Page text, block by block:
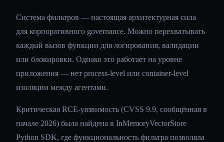
Система фильтров — настоящая архитектурная сила
для корпоративного governance. Можно перехватывать
каждый вызов функции для логирования, валидации
или блокировки. Однако это работает на уровне
приложения — нет process-level или container-level
изоляции между агентами.
Критическая RCE-уязвимость (CVSS 9.9, сообщённая в
начале 2026) была найдена в InMemoryVectorStore
Python SDK, где функциональность фильтра позволяла